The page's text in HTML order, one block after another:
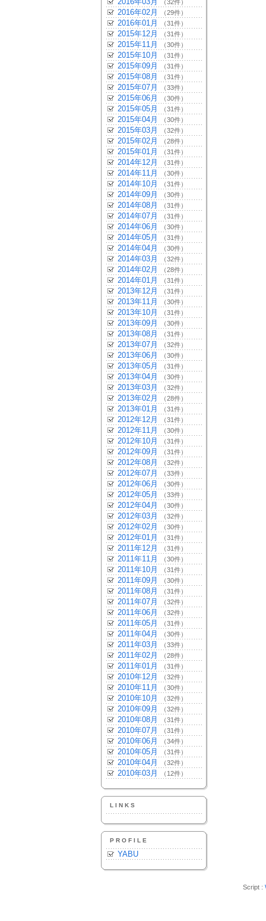
（32件）
2016年02月 （29件）
2016年01月 （31件）
2015年12月 （31件）
2015年11月 （30件）
2015年10月 （31件）
2015年09月 （31件）
2015年08月 （31件）
2015年07月 （33件）
2015年06月 （30件）
2015年05月 （31件）
2015年04月 （30件）
2015年03月 （32件）
2015年02月 （28件）
2015年01月 （31件）
2014年12月 （31件）
2014年11月 （30件）
2014年10月 （31件）
2014年09月 （30件）
2014年08月 （31件）
2014年07月 （31件）
2014年06月 （30件）
2014年05月 （31件）
2014年04月 （30件）
2014年03月 （32件）
2014年02月 （28件）
2014年01月 （31件）
2013年12月 （31件）
2013年11月 （30件）
2013年10月 （31件）
2013年09月 （30件）
2013年08月 （31件）
2013年07月 （32件）
2013年06月 （30件）
2013年05月 （31件）
2013年04月 （30件）
2013年03月 （32件）
2013年02月 （28件）
2013年01月 （31件）
2012年12月 （31件）
2012年11月 （30件）
2012年10月 （31件）
2012年09月 （31件）
2012年08月 （32件）
2012年07月 （33件）
2012年06月 （30件）
2012年05月 （33件）
2012年04月 （30件）
2012年03月 （32件）
2012年02月 （30件）
2012年01月 （31件）
2011年12月 （31件）
2011年11月 （30件）
2011年10月 （31件）
2011年09月 （30件）
2011年08月 （31件）
2011年07月 （32件）
2011年06月 （32件）
2011年05月 （31件）
2011年04月 （30件）
2011年03月 （33件）
2011年02月 （28件）
2011年01月 （31件）
2010年12月 （32件）
2010年11月 （30件）
2010年10月 （32件）
2010年09月 （32件）
2010年08月 （31件）
2010年07月 （31件）
2010年06月 （34件）
2010年05月 （31件）
2010年04月 （32件）
2010年03月 （12件）
LINKS
PROFILE
YABU
Script :